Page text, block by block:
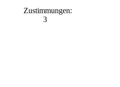
Zustimmungen:
3